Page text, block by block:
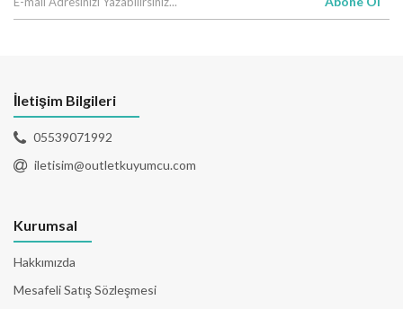
İletişim Bilgileri
05539071992
iletisim@outletkuyumcu.com
Kurumsal
Hakkımızda
Mesafeli Satış Sözleşmesi